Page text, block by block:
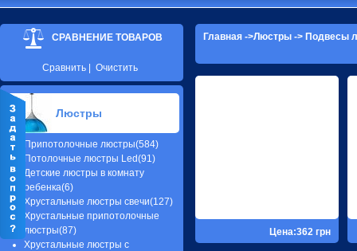
Главная ->Люстры -> Подвесы
Цена:362 грн
СРАВНЕНИЕ ТОВАРОВ
Сравнить Очистить
Люстры
Припотолочные люстры(584)
Потолочные люстры Led(91)
Детские люстры в комнату
ребенка(6)
Хрустальные люстры свечи(127)
Хрустальные припотолочные
люстры(87)
Хрустальные люстры с